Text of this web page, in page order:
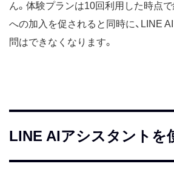
ん。体験プランは10回利用した時点
への加入を促されると同時に、LINE
問はできなくなります。
LINE AIアシスタントを